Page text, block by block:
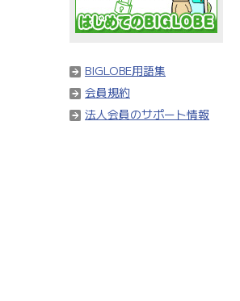
BIGLOBE用語集
会員規約
法人会員のサポート情報